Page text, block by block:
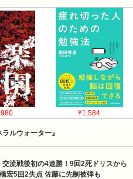
¥1,584
ルウォーター』
交流戦後初の4連勝！9回2死ドリスから
宏5回2失点 佐藤に先制被弾も